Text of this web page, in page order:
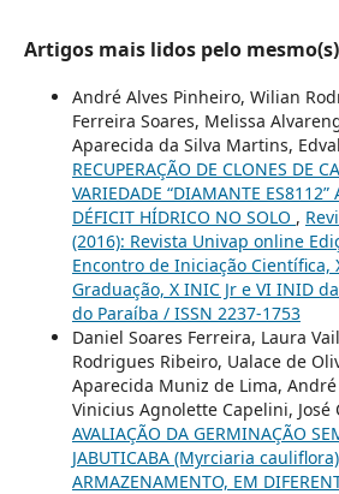
Artigos mais lidos pelo
André Alves Pinheiro, Wilian
Ferreira Soares, Melissa
Aparecida da Silva Martins,
RECUPERAÇÃO DE CLONES DE
VARIEDADE “DIAMANTE ES8112”
DÉFICIT HÍDRICO NO SOLO ,
(2016): Revista Univap online
Encontro de Iniciação Científica,
Graduação, X INIC Jr e VI INID
do Paraíba / ISSN 2237-1753
Daniel Soares Ferreira, Laura
Rodrigues Ribeiro, Ualace de
Aparecida Muniz de Lima,
Vinicius Agnolette Capelini, José
AVALIAÇÃO DA GERMINAÇÃO
JABUTICABA (Myrciaria
ARMAZENAMENTO, EM